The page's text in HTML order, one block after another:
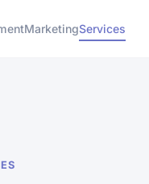
MarketingServices